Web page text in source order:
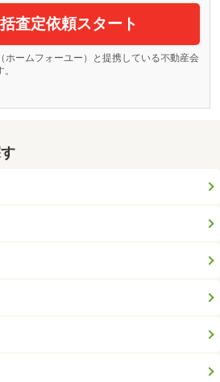
査定依頼スタート
ホームフォーユー）と提携している不動産会